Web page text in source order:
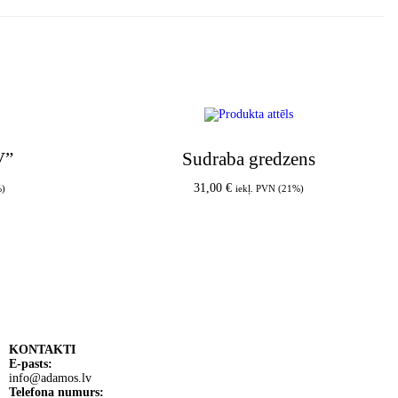
Sudraba gredzens
31,00 € iekļ. PVN (21%)
KONTAKTI
E-pasts:
info@adamos.lv
Telefona numurs: